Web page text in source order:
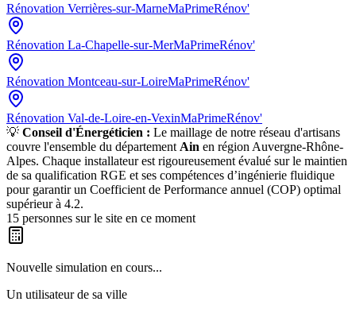
Rénovation Verrières-sur-MarneMaPrimeRénov'
Rénovation La-Chapelle-sur-MerMaPrimeRénov'
Rénovation Montceau-sur-LoireMaPrimeRénov'
Rénovation Val-de-Loire-en-VexinMaPrimeRénov'
💡 Conseil d'Énergéticien : Le maillage de notre réseau d'artisans
couvre l'ensemble du département Ain en région Auvergne-Rhône-
Alpes. Chaque installateur est rigoureusement évalué sur le maintien
de sa qualification RGE et ses compétences d’ingénierie fluidique
pour garantir un Coefficient de Performance annuel (COP) optimal
supérieur à 4.2.
15 personnes sur le site en ce moment
Nouvelle simulation en cours...
Un utilisateur de sa ville